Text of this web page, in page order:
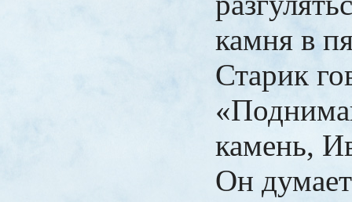
камня в
Старик
камень,
Он